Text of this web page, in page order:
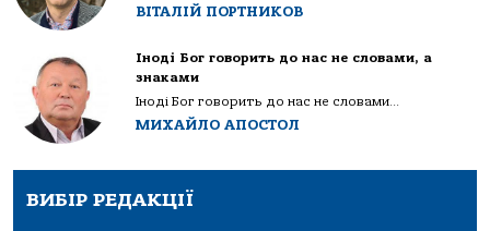
ВІТАЛІЙ ПОРТНИКОВ
Іноді Бог говорить до нас не словами, а
знаками
Іноді Бог говорить до нас не словами...
МИХАЙЛО АПОСТОЛ
ВИБІР РЕДАКЦІЇ